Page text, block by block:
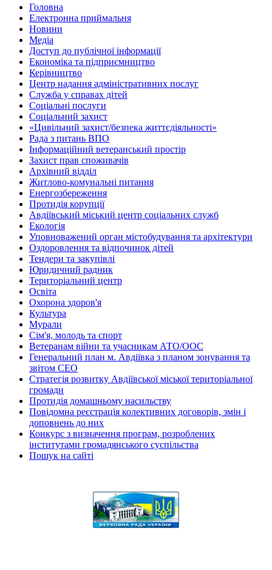
Головна
Електронна приймальня
Новини
Медіа
Доступ до публічної інформації
Економіка та підприємництво
Керівництво
Центр надання адміністративних послуг
Служба у справах дітей
Соціальні послуги
Соціальний захист
«Цивільний захист/безпека життєдіяльності»
Рада з питань ВПО
Інформаційний ветеранський простір
Захист прав споживачів
Архівний відділ
Житлово-комунальні питання
Енергозбереження
Протидія корупції
Авдіївський міський центр соціальних служб
Екологія
Уповноважений орган містобудування та архітектури
Оздоровлення та відпочинок дітей
Тендери та закупівлі
Юридичний радник
Територіальний центр
Освіта
Охорона здоров'я
Культура
Мурали
Сім'я, молодь та спорт
Ветеранам війни та учасникам АТО/ООС
Генеральний план м. Авдіївка з планом зонування та
звітом СЕО
Стратегія розвитку Авдіївської міської територіальної
громади
Протидія домашньому насильству
Повідомна реєстрація колективних договорів, змін і
доповнень до них
Конкурс з визначення програм, розроблених
інститутами громадянського суспільства
Пошук на сайті